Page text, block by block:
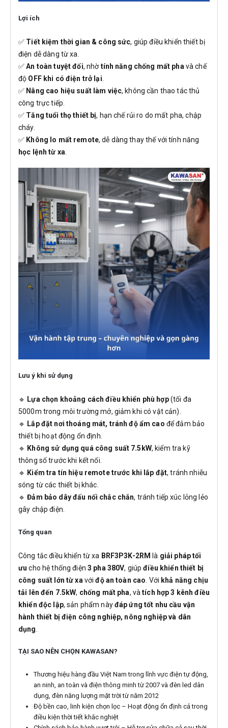
Lợi ích
✅ Tiết kiệm thời gian & công sức, giúp điều khiển thiết bị
điện dễ dàng từ xa.
✅An toàn tuyệt đối, nhờtính năng chống mất pha và chế
độ OFF khi có điện trở lại
✅ Nâng cao hiệu suất làm việc, không cần thao tác thủ
công trực tiếp.
✅ Tăng tuổi thọ thiết bị, hạn chế rủi ro do mất pha, chập
cháy.
✅ Không lo mất remote, dễ dàng thay thế với tính năng
học lệnh từ xa
Lưu ý khi sử dụng
🔹 Lựa chọn khoảng cách điều khiển phù hợp(tối đa
5000m trong môi trường mở, giảm khi có vật cản).
🔹 Lắp đặt nơi thoáng mát, tránh độ ẩm cao để đảm bảo
thiết bị hoạt động ổn định.
🔹 Không sử dụng quá công suất 7.5kW, kiểm tra kỹ
thông số trước khi kết nối.
🔹 Kiểm tra tín hiệu remote trước khi lắp đặt, tránh nhiễu
sóng từ các thiết bị khác.
🔹Đảm bảo dây đấu nối chắc chắn, tránh tiếp xúc lỏng lẻo
gây chập điện.
Tổng quan
Công tắc điều khiển từ xa BRF3P3K-2RM là giải pháp tối
ưu cho hệ thống điện 3 pha 380V, giúpđiều khiển thiết bị
công suất lớn từ xa vớiđộ an toàn cao . Với khả năng chịu
tải lên đến 7.5kW, chống mất pha, vàtích hợp 3 kênh điều
khiển độc lập, sản phẩm nàyđáp ứng tốt nhu cầu vận
hành thiết bị điện công nghiệp, nông nghiệp và dân
dụng
TẠI SAO NÊN CHỌN KAWASAN?
Thương hiệu hàng đầu Việt Nam trong lĩnh vực điện tự động,
an ninh, an toàn và điện thông minh từ 2007 và đèn led dân
dụng, đèn năng lượng mặt trời từ năm 2012
Độ bền cao, linh kiện chọn lọc – Hoạt động ổn định cả trong
điều kiện thời tiết khắc nghiệt